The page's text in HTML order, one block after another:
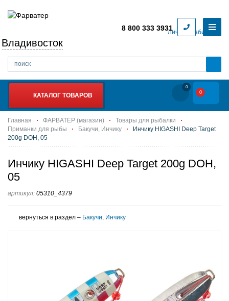
Личный кабинет
Владивосток
8 800 333 3931
КАТАЛОГ ТОВАРОВ
0
0
Главная ФАРВАТЕР (магазин)
Товары для рыбалки
Приманки для рыбы
Бакучи, Инчику
Инчику HIGASHI Deep Target
200g DOH, 05
Инчику HIGASHI Deep Target 200g DOH,
05
артикул: 05310_4379
вернуться в раздел – Бакучи, Инчику